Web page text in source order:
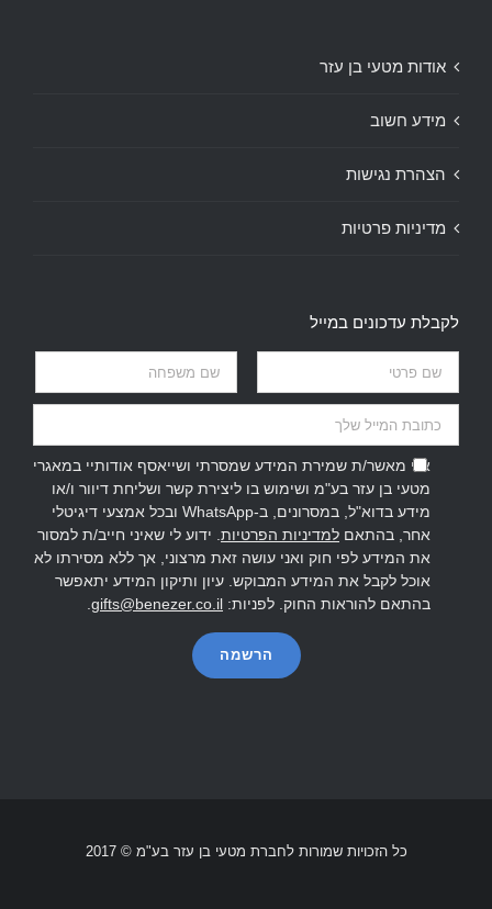
אודות מטעי בן עזר
מידע חשוב
הצהרת נגישות
מדיניות פרטיות
לקבלת עדכונים במייל
אני מאשר/ת שמירת המידע שמסרתי ושייאסף אודותיי במאגרי
מטעי בן עזר בע"מ ושימוש בו ליצירת קשר ושליחת דיוור ו/או
מידע בדוא"ל, במסרונים, ב-WhatsApp ובכל אמצעי דיגיטלי
אחר, בהתאם למדיניות הפרטיות . ידוע לי שאיני חייב/ת למסור
את המידע לפי חוק ואני עושה זאת מרצוני, אך ללא מסירתו לא
אוכל לקבל את המידע המבוקש. עיון ותיקון המידע יתאפשר
בהתאם להוראות החוק. לפניות: gifts@benezer.co.il
כל הזכויות שמורות לחברת מטעי בן עזר בע"מ © 2017